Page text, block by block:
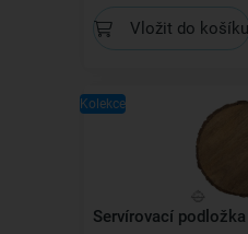
Vložit do košíku
Kolekce
Servírovací